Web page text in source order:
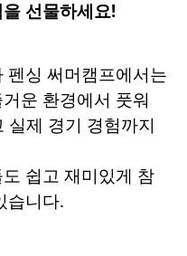
선물하세요!
펜싱 써머캠프에서는
운 환경에서 풋워
실제 경기 경험까지
쉽고 재미있게 참
습니다.